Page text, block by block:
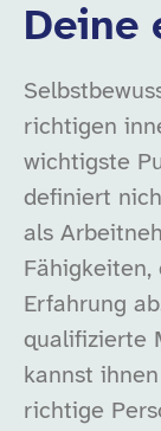
Deine
richtigen
wichtigste
definiert
als
Erfahrung
qualifizierte
kannst
richtige